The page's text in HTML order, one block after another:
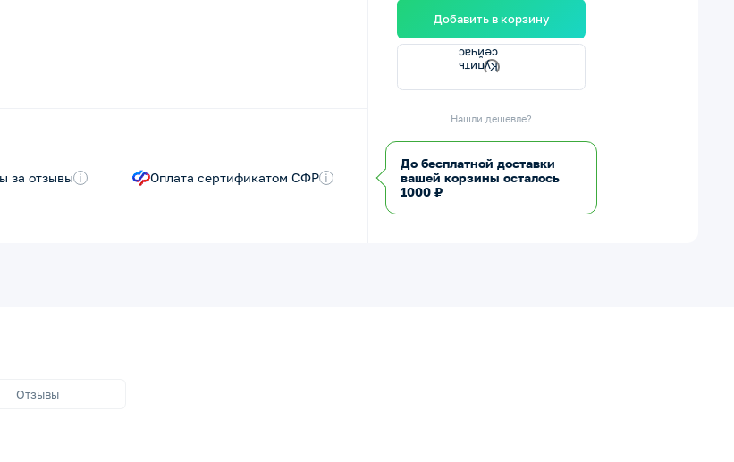
за отзывы i Оплата сертификатом СФР i
Добавить в корзину
К
у
п
и
т
ь
с
е
й
ч
а
с
Нашли дешевле?
До бесплатной доставки
вашей корзины осталось
1000 ₽
Отзывы